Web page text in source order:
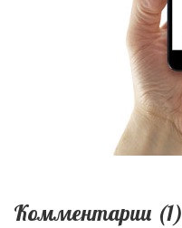
Комментарии (1)